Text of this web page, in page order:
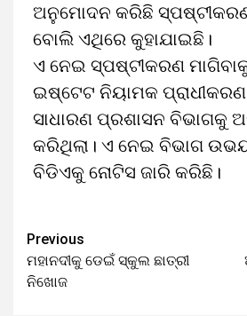
ଅନୁମୋଦନ କରିଛି
ବୋଲି ଏଥିରେ କୁହାଯାଇଛି।
ଏ ନେଇ ସ୍ପଷ୍ଟୀକରଣ
ଇଷ୍ଟେଟ ନିୟାମକ
ସାଧାରଣ ପ୍ରଶାସନ ବିଭାଗକୁ
କରିଥିଲା। ଏ ନେଇ ବିଭାଗ
ବିଡିଏକୁ ନୋଟିସ ଜାରି କରିଛି।
Previous
ମହାନଦୀକୁ ଡେଇଁ ସ୍କୁଲ ଛାତ୍ରୀ
ନିଖୋଜ